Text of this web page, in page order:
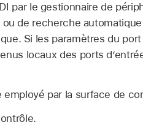
par le gestionnaire de
de recherche
Si les paramètres du
locaux des ports
par la surface de